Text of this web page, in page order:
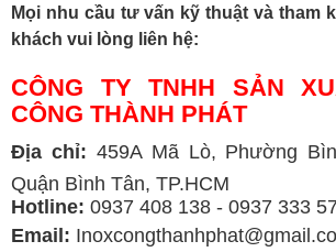
Mọi nhu cầu tư vấn kỹ thuật và tham
khách vui lòng liên hệ:
CÔNG TY TNHH SẢN
CÔNG THÀNH PHÁT
Địa chỉ: 459A Mã Lò, Phường
Quận Bình Tân, TP.HCM
Hotline: 0937 408 138 - 0937 333
Email: